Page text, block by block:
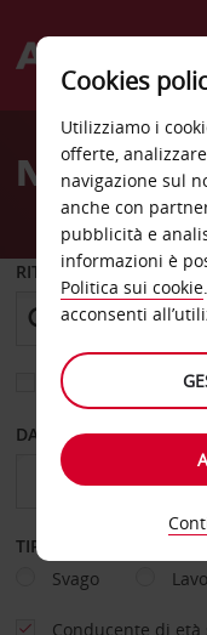
Welcome
AvisNoleggio
RITIRO DA
Scegli una località
DAL GIORNO
TIPOLOGIA DI
Svago
Conducente di
Cookies
Utilizziamo i
offerte,
navigazione sul
anche con
pubblicità e
informazioni è
Politica sui cookie
acconsenti